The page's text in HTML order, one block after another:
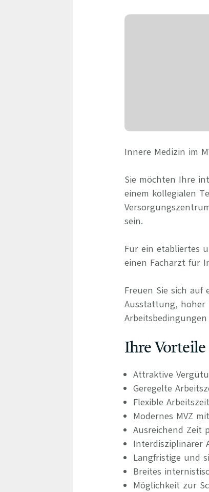
Innere Medizin im
Sie möchten Ihre
einem kollegialen
sein.
Für ein etabliertes
einen Facharzt für
Freuen Sie sich
Ausstattung, hoher
Ihre
Attraktive
Geregelte
Flexible
Modernes MVZ
Ausreichend Zeit
Interdisziplinärer
Langfristige und
Breites
Möglichkeit zur